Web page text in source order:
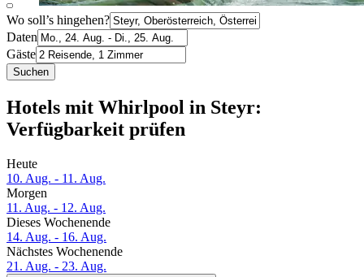
Wo soll’s hingehen?
Daten
Gäste
Suchen
Hotels mit Whirlpool in Steyr:
Verfügbarkeit prüfen
Heute
10. Aug. - 11. Aug.
Morgen
11. Aug. - 12. Aug.
Dieses Wochenende
14. Aug. - 16. Aug.
Nächstes Wochenende
21. Aug. - 23. Aug.